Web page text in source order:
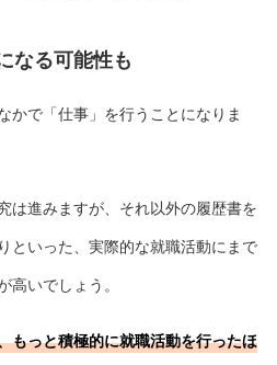
なる可能性も
かで「仕事」を行うことになりま
は進みますが、それ以外の履歴書を
といった、実際的な就職活動にまで
高いでしょう。
もっと積極的に就職活動を行ったほ